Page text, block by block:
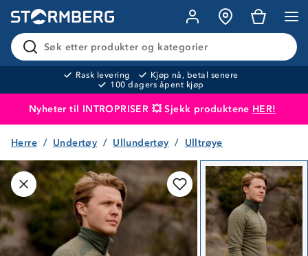
Søk etter produkter og kategorier
Rask levering
Kjøp nå, betal senere
100 dagers åpent kjøp
Nyheter til INTROPRISER 💥 Sjekk produktene HER!
Produktet er lagt i handlekurven Til kassen
Herre Undertøy Ullundertøy Ulltrøye